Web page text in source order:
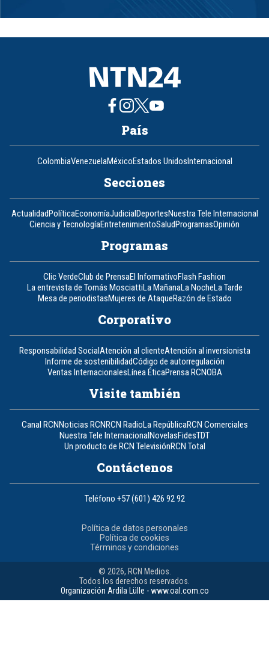
1
8
País
ColombiaVenezuelaMéxicoEstados Unidos Internacional
Secciones
Actualidad PolíticaEconomíaJudicial DeportesNuestra Tele Internacional
Ciencia y TecnologíaEntretenimientoSalud ProgramasOpinión
Programas
Clic VerdeClub de PrensaEl InformativoFlash Fashion
La entrevista de Tomás MosciattiLa MañanaLa NocheLa Tarde
Mesa de periodistasMujeres de AtaqueRazón de Estado
Corporativo
Responsabilidad SocialAtención al clienteAtención al inversionista
Informe de sostenibilidadCódigo de autorregulación
Ventas InternacionalesLínea ÉticaPrensa RCNOBA
Visite también
Canal RCN Noticias RCN RCN RadioLa RepúblicaRCN Comerciales
Nuestra Tele Internacional NovelasFidesTDT
Un producto de RCN TelevisiónRCN Total
Contáctenos
Teléfono +57 (601) 426 92 92
Política de datos personales
Política de cookies
Términos y condiciones
© 2026, RCN Medios.
Todos los derechos reservados.
Organización Ardila Lülle - www.oal.com.co